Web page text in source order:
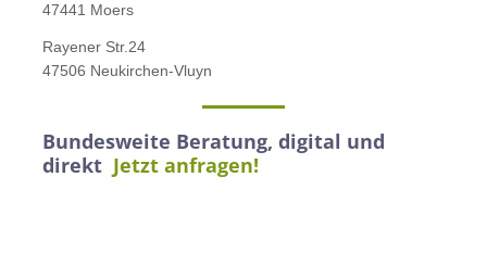
47441 Moers
Rayener Str.24
47506 Neukirchen-Vluyn
Bundesweite Beratung, digital und
direkt Jetzt anfragen!